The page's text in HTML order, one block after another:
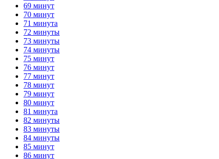
69 минут
70 минут
71 минута
72 минуты
73 минуты
74 минуты
75 минут
76 минут
77 минут
78 минут
79 минут
80 минут
81 минута
82 минуты
83 минуты
84 минуты
85 минут
86 минут